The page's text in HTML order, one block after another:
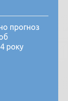
прогноз
року